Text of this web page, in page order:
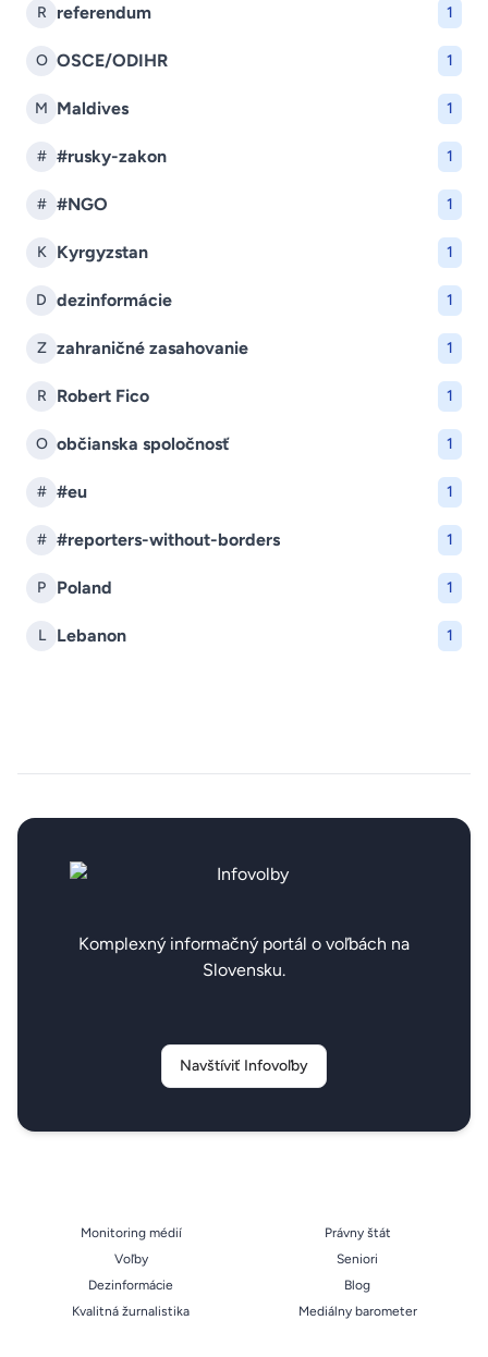
R referendum 1
O OSCE/ODIHR 1
M Maldives 1
# #rusky-zakon 1
# #NGO 1
K Kyrgyzstan 1
D dezinformácie 1
Z zahraničné zasahovanie 1
R Robert Fico 1
O občianska spoločnosť 1
# #eu 1
# #reporters-without-borders 1
P Poland 1
L Lebanon 1
Komplexný informačný portál o voľbách na
Slovensku.
Navštíviť Infovoľby
Monitoring médií
Voľby
Dezinformácie
Kvalitná žurnalistika
Právny štát
Seniori
Blog
Mediálny barometer